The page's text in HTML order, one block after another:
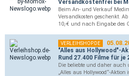
Versandkostenfrei bei
Beim An- und Verkauf
Versandkosten geschenkt.
10,-€ und nach Eingabe des
VERLEIHSHOP.DE
"Alles aus Hollywood"-
Rund 27.400 Filme für je
Die beliebte und daher auch
„Alles aus Hollywood“-Aktion